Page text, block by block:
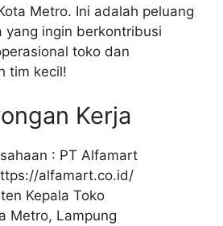
Metro. Ini adalah peluang
yang ingin berkontribusi
toko dan
tim kecil!
Kerja
: PT Alfamart
alfamart.co.id/
Kepala Toko
Metro, Lampung